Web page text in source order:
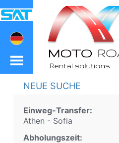
Athen Sofia
NEUE SUCHE
Einweg-Transfer:
Athen - Sofia
Abholungszeit: